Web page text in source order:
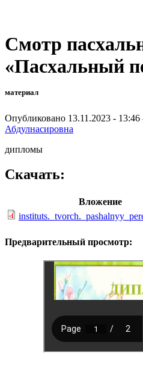
Смотр
«Пасхальный
материал
Опубликовано 13.11.2023 - 13:46
Абдулнасировна
дипломы
Скачать:
Вложение
Предварительный просмотр: